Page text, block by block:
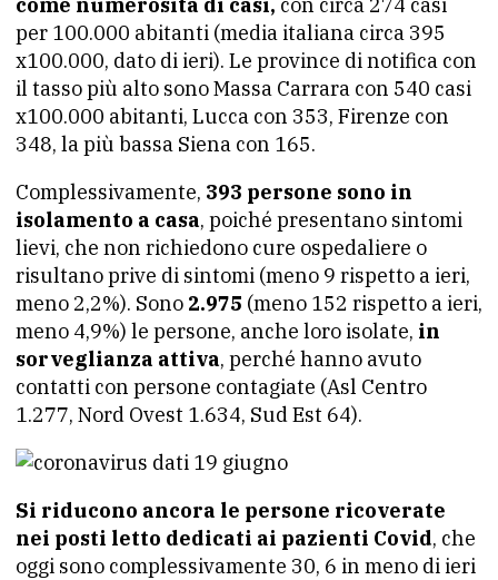
per 100.000 abitanti (media italiana circa 395
x100.000, dato di ieri). Le province di notifica con
il tasso più alto sono Massa Carrara con 540 casi
x100.000 abitanti, Lucca con 353, Firenze con
348, la più bassa Siena con 165.
Complessivamente, 393 persone sono in
isolamento a casa, poiché presentano sintomi
lievi, che non richiedono cure ospedaliere o
risultano prive di sintomi (meno 9 rispetto a ieri,
meno 2,2%). Sono 2.975 (meno 152 rispetto a ieri,
meno 4,9%) le persone, anche loro isolate, in
sorveglianza attiva, perché hanno avuto
contatti con persone contagiate (Asl Centro
1.277, Nord Ovest 1.634, Sud Est 64).
Si riducono ancora le persone ricoverate
nei posti letto dedicati ai pazienti Covid, che
oggi sono complessivamente 30, 6 in meno di ieri